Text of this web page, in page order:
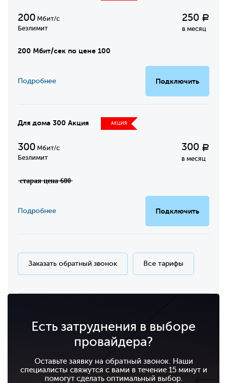
200 Мбит/с
Безлимит
250 Р
в месяц
200 Мбит/сек по цене 100
Подключить
Подробнее
Для дома 300 Акция АКЦИЯ
300 Мбит/с
Безлимит
300 Р
в месяц
̶с̶т̶а̶р̶а̶я̶ ̶ц̶е̶н̶а̶ ̶6̶0̶0̶
Подключить
Подробнее
Заказать обратный звонок Все тарифы
Есть затруднения в выборе
провайдера?
Оставьте заявку на обратный звонок. Наши
специалисты свяжутся с вами в течение 15 минут и
помогут сделать оптимальный выбор.